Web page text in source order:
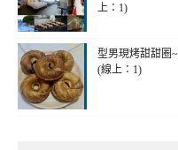
上：1)
型男現烤甜甜圈
(線上：1)